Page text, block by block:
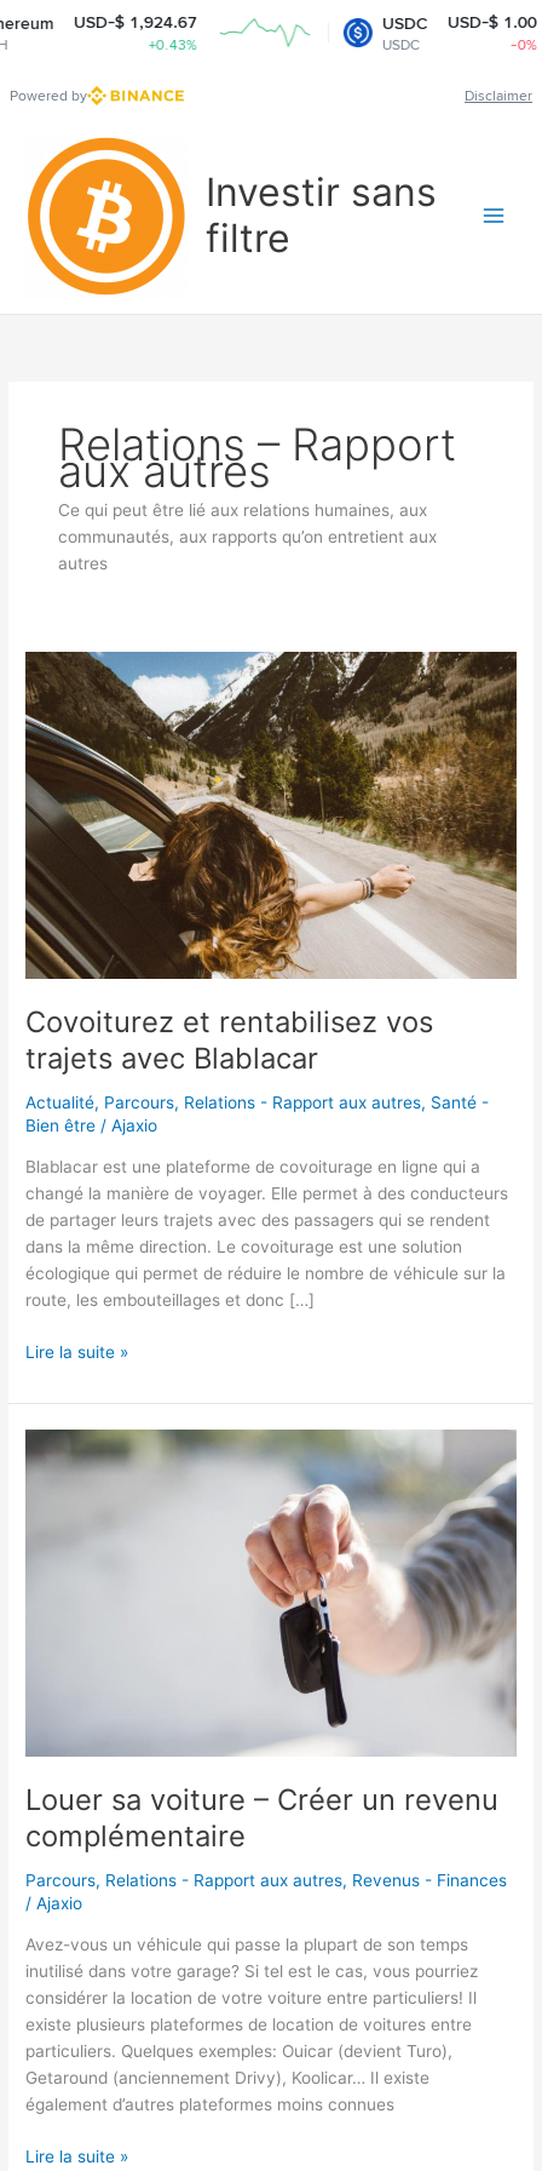
USD-$ 1,924.67
+0.43%
USDC
USDC
USD-$ 1.00
Powered by
Disclaimer
contenu
Investir sans
filtre
Relations – Rapport
aux autres
Ce qui peut être lié aux relations humaines, aux
communautés, aux rapports qu’on entretient aux
autres
Covoiturez et rentabilisez vos
trajets avec Blablacar
Actualité, Parcours, Relations - Rapport aux autres, Santé -
Bien être /Ajaxio
Blablacar est une plateforme de covoiturage en ligne qui a
changé la manière de voyager. Elle permet à des conducteurs
de partager leurs trajets avec des passagers qui se rendent
dans la même direction. Le covoiturage est une solution
écologique qui permet de réduire le nombre de véhicule sur la
route, les embouteillages et donc […]
Covoiturez
rentabilisez
vos
trajets
Lire la suite »
Louer sa voiture – Créer un revenu
complémentaire
Parcours, Relations - Rapport aux autres, Revenus - Finances
/Ajaxio
Avez-vous un véhicule qui passe la plupart de son temps
inutilisé dans votre garage? Si tel est le cas, vous pourriez
considérer la location de votre voiture entre particuliers! Il
existe plusieurs plateformes de location de voitures entre
particuliers. Quelques exemples: Ouicar (devient Turo),
Getaround (anciennement Drivy), Koolicar… Il existe
également d’autres plateformes moins connues
Louer
Lire la suite »